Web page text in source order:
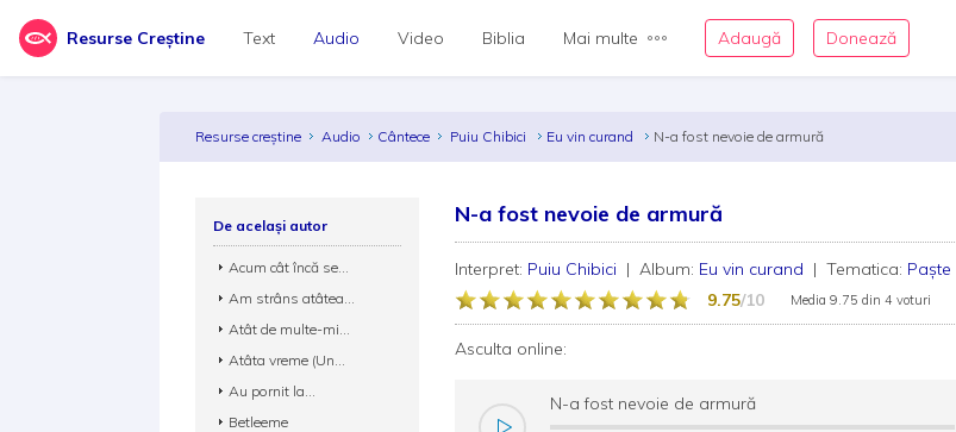
Resurse Creștine Text Audio Video Biblia Mai multe Adaugă Donează
Resurse creștine Audio Cântece Puiu Chibici Eu vin curand N-a fost nevoie de armură
N-a fost nevoie de armură
Interpret: Puiu Chibici | Album: Eu vin curand | Tematica: Paște
9.75/10 Media9.75 din4 voturi
Asculta online:
N-a fost nevoie de armură
De același autor
Acum cât încă se...
Am strâns atâtea...
Atât de multe-mi...
Atâta vreme (Un...
Au pornit la...
Betleeme